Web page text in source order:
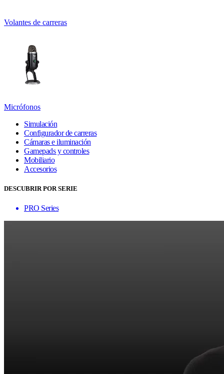
Volantes de carreras
Micrófonos
Simulación
Configurador de carreras
Cámaras e iluminación
Gamepads y controles
Mobiliario
Accesorios
DESCUBRIR POR SERIE
PRO Series